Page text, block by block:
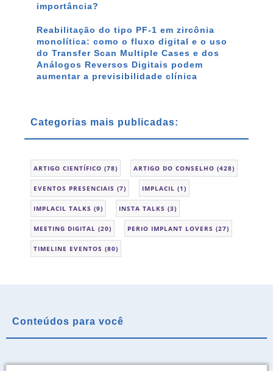
importância?
Reabilitação do tipo PF-1 em zircônia
monolítica: como o fluxo digital e o uso
do Transfer Scan Multiple Cases e dos
Análogos Reversos Digitais podem
aumentar a previsibilidade clínica
Categorias mais publicadas:
ARTIGO CIENTÍFICO (78) ARTIGO DO CONSELHO (428)
EVENTOS PRESENCIAIS (7) IMPLACIL (1)
IMPLACIL TALKS (9) INSTA TALKS (3)
MEETING DIGITAL (20) PERIO IMPLANT LOVERS (27)
TIMELINE EVENTOS (80)
Conteúdos para você